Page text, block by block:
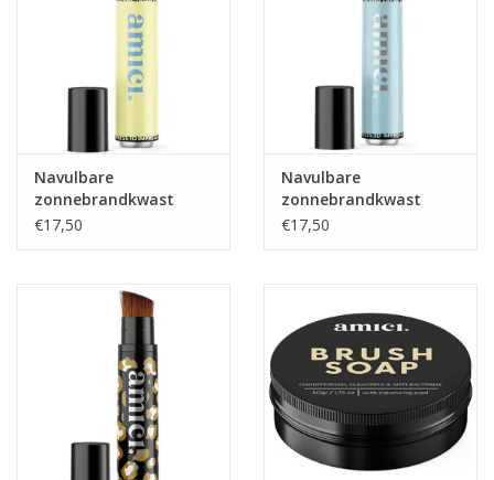
Navulbare
zonnebrandkwast
Sunny Spritz
€17,50
Navulbare
zonnebrandkwast
Beachy Blue
€17,50